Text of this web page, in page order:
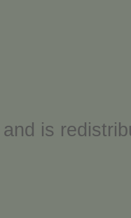
and is